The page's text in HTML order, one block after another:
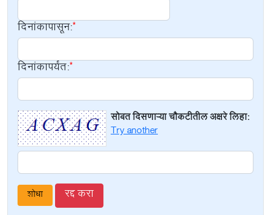
दिनांकापासून:
दिनांकापर्यंत:
सोबत दिसणाऱ्या चौकटीतील अक्षरे लिहा:
Try another
रद्द करा